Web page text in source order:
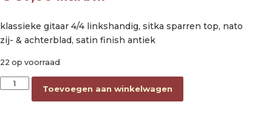
klassieke gitaar 4/4 linkshandig, sitka sparren top, nato
zij- & achterblad, satin finish antiek
22 op voorraad
classic guitar lefthanded 4/4, sitka spruce & nato, antique
Toevoegen aan winkelwagen